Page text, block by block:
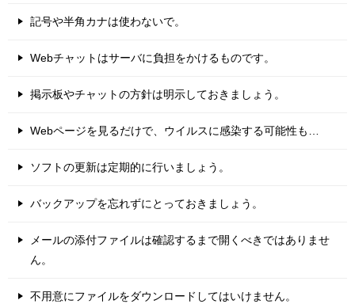
記号や半角カナは使わないで。
Webチャットはサーバに負担をかけるものです。
掲示板やチャットの方針は明示しておきましょう。
Webページを見るだけで、ウイルスに感染する可能性も…
ソフトの更新は定期的に行いましょう。
バックアップを忘れずにとっておきましょう。
メールの添付ファイルは確認するまで開くべきではありませ
ん。
不用意にファイルをダウンロードしてはいけません。